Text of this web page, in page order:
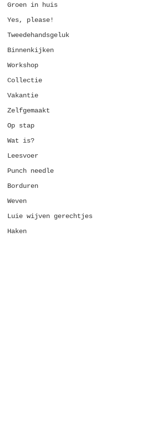
Groen in huis
Yes, please!
Tweedehandsgeluk
Binnenkijken
Workshop
Collectie
Vakantie
Zelfgemaakt
Op stap
Wat is?
Leesvoer
Punch needle
Borduren
Weven
Luie wijven gerechtjes
Haken